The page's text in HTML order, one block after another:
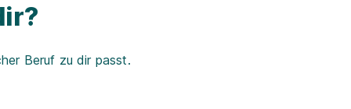
Beruf zu dir passt.